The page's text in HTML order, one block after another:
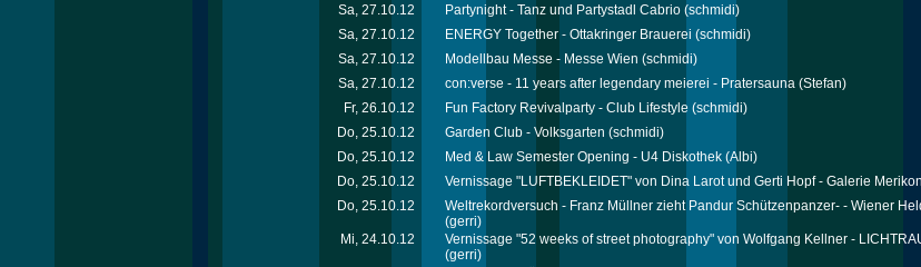
Sa, 27.10.12
Partynight - Tanz und Partystadl Cabrio (schmidi)
Sa, 27.10.12
ENERGY Together - Ottakringer Brauerei (schmidi)
Sa, 27.10.12
Modellbau Messe - Messe Wien (schmidi)
Sa, 27.10.12
con:verse - 11 years after legendary meierei - Pratersauna (Stefan)
Fr, 26.10.12
Fun Factory Revivalparty - Club Lifestyle (schmidi)
Do, 25.10.12
Garden Club - Volksgarten (schmidi)
Do, 25.10.12
Med & Law Semester Opening - U4 Diskothek (Albi)
Do, 25.10.12
Vernissage "LUFTBEKLEIDET" von Dina Larot und Gerti Hopf - Galerie Merikon
Do, 25.10.12
Weltrekordversuch - Franz Müllner zieht Pandur Schützenpanzer- - Wiener
(gerri)
Mi, 24.10.12
Vernissage "52 weeks of street photography" von Wolfgang Kellner -
(gerri)